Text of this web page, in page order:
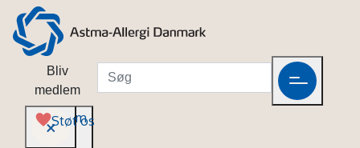
Bliv
medlem
Støt os
Viden om